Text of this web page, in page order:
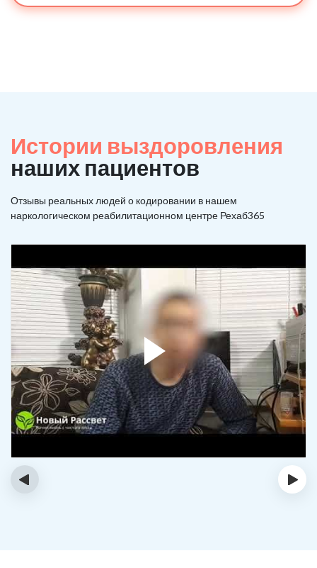
Истории выздоровления
наших пациентов
Отзывы реальных людей о кодировании в нашем
наркологическом реабилитационном центре Рехаб365
‹ ›